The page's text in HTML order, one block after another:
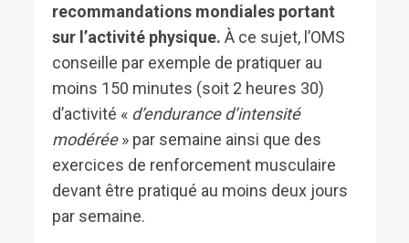
recommandations mondiales portant
sur l’activité physique. À ce sujet, l’OMS
conseille par exemple de pratiquer au
moins 150 minutes (soit 2 heures 30)
d’activité « d’endurance d’intensité
modérée» par semaine ainsi que des
exercices de renforcement musculaire
devant être pratiqué au moins deux jours
par semaine.